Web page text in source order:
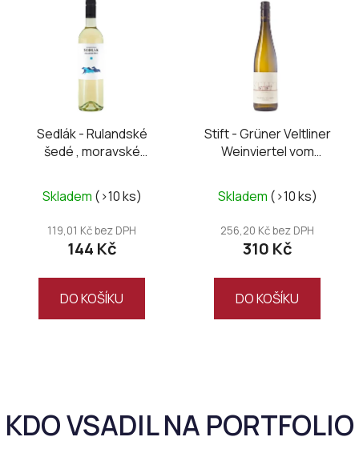
Sedlák - Rulandské
šedé , moravské
Skladem (>10 ks)
119,01 Kč bez DPH
144 Kč
DO KOŠÍKU
Stift - Grüner Veltliner
Weinviertel vom
Skladem (>10 ks)
256,20 Kč bez DPH
310 Kč
DO KOŠÍKU